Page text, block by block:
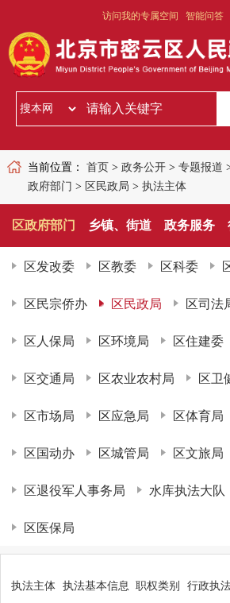
访问我的专属空间 智能问答
当前位置： 首页 > 政务公开> 专题报道
政府部门 > 区民政局 > 执法主体
区政府部门 乡镇、街道 政务服务
区发改委 区教委 区科委
区民宗侨办 区民政局 区司法
区人保局 区环境局 区住建委
区交通局 区农业农村局 区卫
区市场局 区应急局 区体育局
区国动办 区城管局 区文旅局
区退役军人事务局 水库执法大队
区医保局
执法主体 执法基本信息 职权类别 行政执